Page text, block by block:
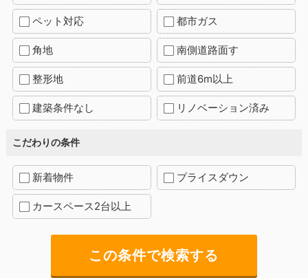
ペット対応 都市ガス
角地 南側道路面す
整形地 前道6m以上
建築条件なし リノベーション済み
こだわりの条件
新着物件 プライスダウン
カースペース2台以上